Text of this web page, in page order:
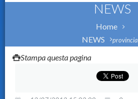
NEWS
Home
NEWS
provincia
Stampa questa pagina